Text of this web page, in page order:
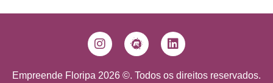
Empreende Floripa 2026 ©. Todos os direitos reservados.